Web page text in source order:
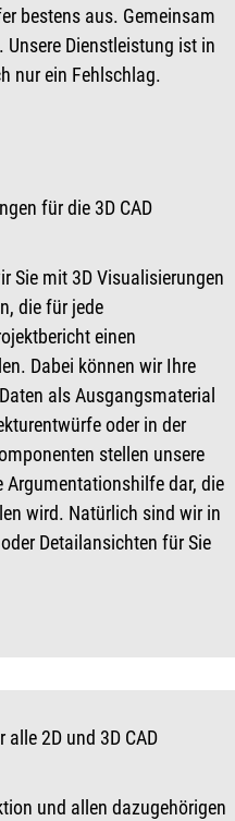
bestens aus. Gemeinsam
Dienstleistung ist in
nur ein Fehlschlag.
für die 3D CAD
Sie mit 3D Visualisierungen
die für jede
einen
Dabei können wir Ihre
als Ausgangsmaterial
oder in der
stellen unsere
Argumentationshilfe dar, die
wird. Natürlich sind wir in
Detailansichten für Sie
2D und 3D CAD
und allen dazugehörigen